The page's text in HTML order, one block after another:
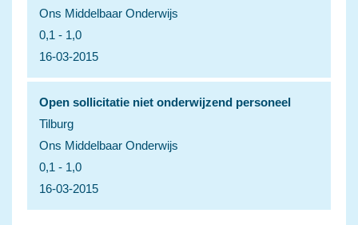
Ons Middelbaar Onderwijs
0,1 - 1,0
16-03-2015
Open sollicitatie niet onderwijzend personeel
Tilburg
Ons Middelbaar Onderwijs
0,1 - 1,0
16-03-2015